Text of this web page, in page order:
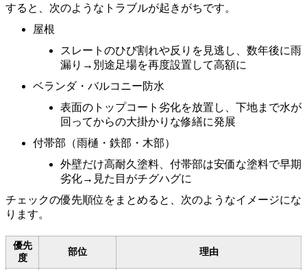
すると、次のようなトラブルが起きがちです。
屋根
スレートのひび割れや反りを見逃し、数年後に雨
漏り→別途足場を再度設置して高額に
ベランダ・バルコニー防水
表面のトップコート劣化を放置し、下地まで水が
回ってからの大掛かりな修繕に発展
付帯部（雨樋・鉄部・木部）
外壁だけ高耐久塗料、付帯部は安価な塗料で早期
劣化→見た目がチグハグに
チェックの優先順位をまとめると、次のようなイメージにな
ります。
優先
度
部位 理由